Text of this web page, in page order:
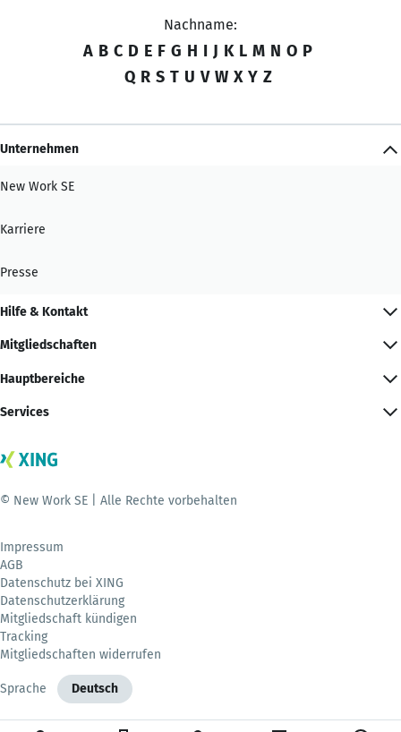
Nachname:
A B C D E F G H I J K L M N O P
Q R S T U V W X Y Z
Unternehmen
New Work SE
Karriere
Presse
Hilfe & Kontakt
Mitgliedschaften
Hauptbereiche
Services
© New Work SE | Alle Rechte vorbehalten
Impressum
AGB
Datenschutz bei XING
Datenschutzerklärung
Mitgliedschaft kündigen
Tracking
Mitgliedschaften widerrufen
Sprache Deutsch